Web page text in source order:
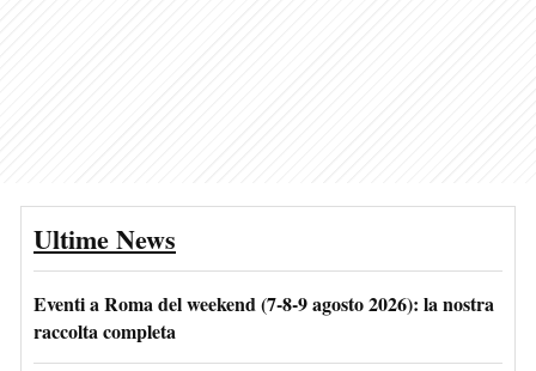
Ultime News
Eventi a Roma del weekend (7-8-9 agosto 2026): la nostra
raccolta completa